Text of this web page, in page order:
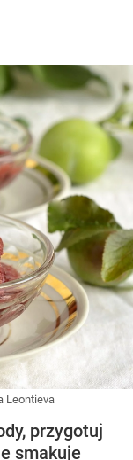
Leontieva
przygotuj
smakuje